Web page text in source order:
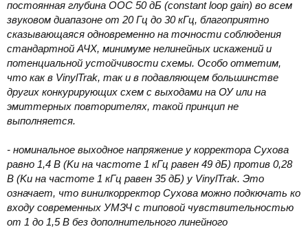
постоянная глубина ООС 50 дБ (constant loop gain) во всем
звуковом диапазоне от 20 Гц до 30 кГц, благоприятно
сказывающаяся одновременно на точности соблюдения
стандартной АЧХ, минимуме нелинейных искажений и
потенциальной устойчивости схемы. Особо отметим,
что как в VinylTrak, так и в подавляющем большинстве
других конкурирующих схем с выходами на ОУ или на
эмиттерных повторителях, такой принцип не
выполняется.
- номинальное выходное напряжение у корректора Сухова
равно 1,4 В (Ku на частоте 1 кГц равен 49 дБ) против 0,28
В (Ku на частоте 1 кГц равен 35 дБ) у VinylTrak. Это
означает, что винилкорректор Сухова можно подкючать ко
входу современных УМЗЧ с типовой чувствительностью
от 1 до 1,5 В без дополнительного линейного